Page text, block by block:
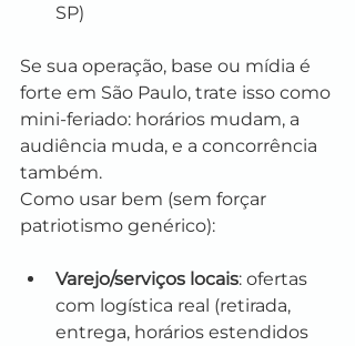
SP)
Se sua operação, base ou mídia é
forte em São Paulo, trate isso como
mini-feriado: horários mudam, a
audiência muda, e a concorrência
também.
Como usar bem (sem forçar
patriotismo genérico):
Varejo/serviços locais: ofertas
com logística real (retirada,
entrega, horários estendidos